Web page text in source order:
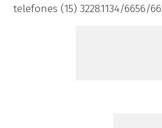
telefones (15) 3228.1134/6656/